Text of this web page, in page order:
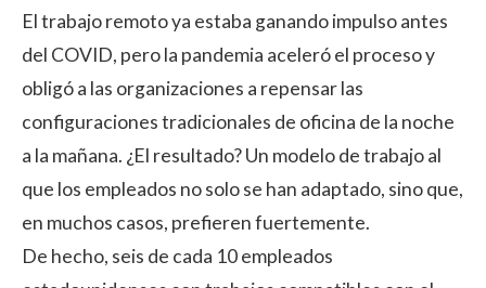
El trabajo remoto ya estaba ganando impulso antes
del COVID, pero la pandemia aceleró el proceso y
obligó a las organizaciones a repensar las
configuraciones tradicionales de oficina de la noche
a la mañana. ¿El resultado? Un modelo de trabajo al
que los empleados no solo se han adaptado, sino que,
en muchos casos, prefieren fuertemente.
De hecho, seis de cada 10 empleados